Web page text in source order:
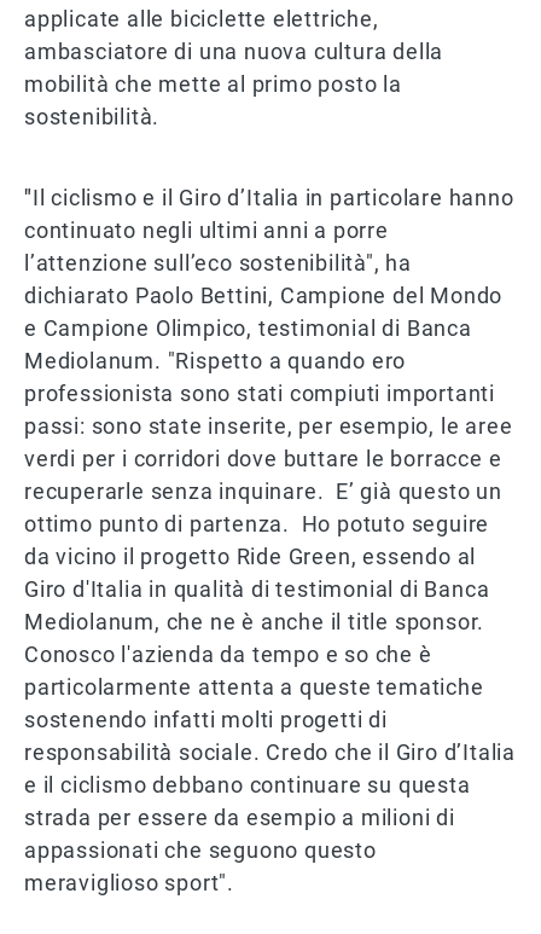
applicate alle biciclette elettriche,
ambasciatore di una nuova cultura della
mobilità che mette al primo posto la
sostenibilità.
"Il ciclismo e il Giro d’Italia in particolare hanno
continuato negli ultimi anni a porre
l’attenzione sull’eco sostenibilità", ha
dichiarato Paolo Bettini, Campione del Mondo
e Campione Olimpico, testimonial di Banca
Mediolanum. "Rispetto a quando ero
professionista sono stati compiuti importanti
passi: sono state inserite, per esempio, le aree
verdi per i corridori dove buttare le borracce e
recuperarle senza inquinare. E’ già questo un
ottimo punto di partenza. Ho potuto seguire
da vicino il progetto Ride Green, essendo al
Giro d'Italia in qualità di testimonial di Banca
Mediolanum, che ne è anche il title sponsor.
Conosco l'azienda da tempo e so che è
particolarmente attenta a queste tematiche
sostenendo infatti molti progetti di
responsabilità sociale. Credo che il Giro d’Italia
e il ciclismo debbano continuare su questa
strada per essere da esempio a milioni di
appassionati che seguono questo
meraviglioso sport".